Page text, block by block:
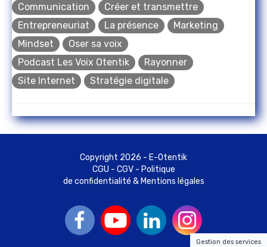
Communication
Créer et transmettre
Entrepreneuriat
La présence
Marketing
Mindset
Oser sa voix
Podcast Les Voix Otentik
Rayonner
Site Internet
Stratégie digitale
Copyright 2026 - E-Otentik
CGU - CGV- Politique
de confidentialité & Mentions légales
Gestion des services